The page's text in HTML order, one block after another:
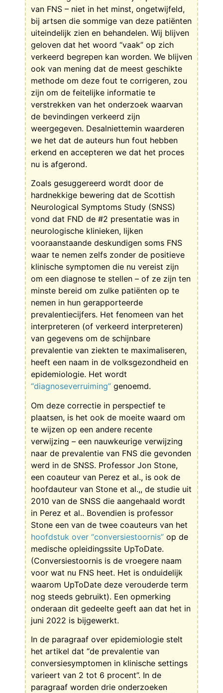
van FNS – niet in het minst, ongetwijfeld,
bij artsen die sommige van deze patiënten
uiteindelijk zien en behandelen. Wij blijven
geloven dat het woord “vaak” op zich
verkeerd begrepen kan worden. We blijven
ook van mening dat de meest geschikte
methode om deze fout te corrigeren, zou
zijn om de feitelijke informatie te
verstrekken van het onderzoek waarvan
de bevindingen verkeerd zijn
weergegeven. Desalniettemin waarderen
we het dat de auteurs hun fout hebben
erkend en accepteren we dat het proces
nu is afgerond.
Zoals gesuggereerd wordt door de
hardnekkige bewering dat de Scottish
Neurological Symptoms Study (SNSS)
vond dat FND de #2 presentatie was in
neurologische klinieken, lijken
vooraanstaande deskundigen soms FNS
waar te nemen zelfs zonder de positieve
klinische symptomen die nu vereist zijn
om een diagnose te stellen – of ze zijn ten
minste bereid om zulke patiënten op te
nemen in hun gerapporteerde
prevalentiecijfers. Het fenomeen van het
interpreteren (of verkeerd interpreteren)
van gegevens om de schijnbare
prevalentie van ziekten te maximaliseren,
heeft een naam in de volksgezondheid en
epidemiologie. Het wordt
“diagnoseverruiming” genoemd.
Om deze correctie in perspectief te
plaatsen, is het ook de moeite waard om
te wijzen op een andere recente
verwijzing – een nauwkeurige verwijzing
naar de prevalentie van FNS die gevonden
werd in de SNSS. Professor Jon Stone,
een coauteur van Perez et al., is ook de
hoofdauteur van Stone et al.,, de studie uit
2010 van de SNSS die aangehaald wordt
in Perez et al.. Bovendien is professor
Stone een van de twee coauteurs van het
hoofdstuk over “conversiestoornis” op de
medische opleidingssite UpToDate.
(Conversiestoornis is de vroegere naam
voor wat nu FNS heet. Het is onduidelijk
waarom UpToDate deze verouderde term
nog steeds gebruikt). Een opmerking
onderaan dit gedeelte geeft aan dat het in
juni 2022 is bijgewerkt.
In de paragraaf over epidemiologie stelt
het artikel dat “de prevalentie van
conversiesymptomen in klinische settings
varieert van 2 tot 6 procent”. In de
paragraaf worden drie onderzoeken